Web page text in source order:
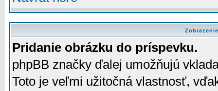
Pridanie obrázku do príspevku.
phpBB značky ďalej umožňujú
Toto je veľmi užitočná vlastnosť,